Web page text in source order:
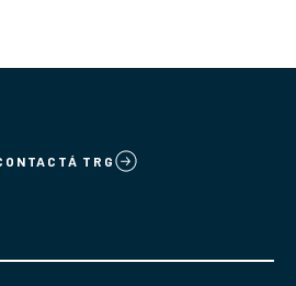
TRG